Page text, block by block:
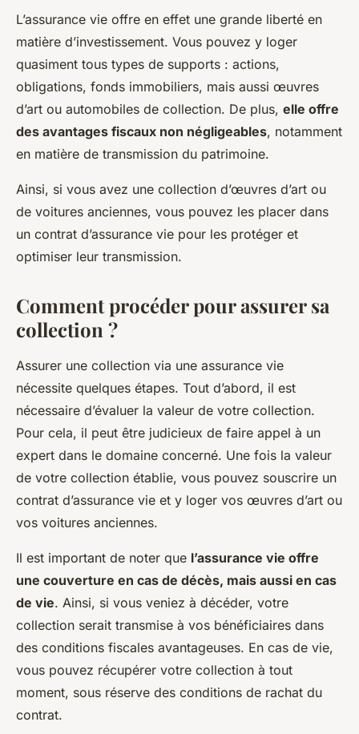
L’assurance vie offre en effet une grande liberté en
matière d’investissement. Vous pouvez y loger
quasiment tous types de supports : actions,
obligations, fonds immobiliers, mais aussi œuvres
d’art ou automobiles de collection. De plus, elle offre
des avantages fiscaux non négligeables, notamment
en matière de transmission du patrimoine.
Ainsi, si vous avez une collection d’œuvres d’art ou
de voitures anciennes, vous pouvez les placer dans
un contrat d’assurance vie pour les protéger et
optimiser leur transmission.
Comment procéder pour assurer sa
collection ?
Assurer une collection via une assurance vie
nécessite quelques étapes. Tout d’abord, il est
nécessaire d’évaluer la valeur de votre collection.
Pour cela, il peut être judicieux de faire appel à un
expert dans le domaine concerné. Une fois la valeur
de votre collection établie, vous pouvez souscrire un
contrat d’assurance vie et y loger vos œuvres d’art ou
vos voitures anciennes.
Il est important de noter que l’assurance vie offre
une couverture en cas de décès, mais aussi en cas
de vie. Ainsi, si vous veniez à décéder, votre
collection serait transmise à vos bénéficiaires dans
des conditions fiscales avantageuses. En cas de vie,
vous pouvez récupérer votre collection à tout
moment, sous réserve des conditions de rachat du
contrat.